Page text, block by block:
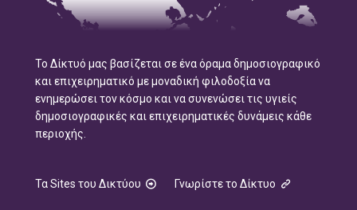
Το Δίκτυό μας βασίζεται σε ένα όραμα δημοσιογραφικό
και επιχειρηματικό με μοναδική φιλοδοξία να
ενημερώσει τον κόσμο και να συνενώσει τις υγιείς
δημοσιογραφικές και επιχειρηματικές δυνάμεις κάθε
περιοχής.
Τα Sites του Δικτύου Γνωρίστε το Δίκτυο